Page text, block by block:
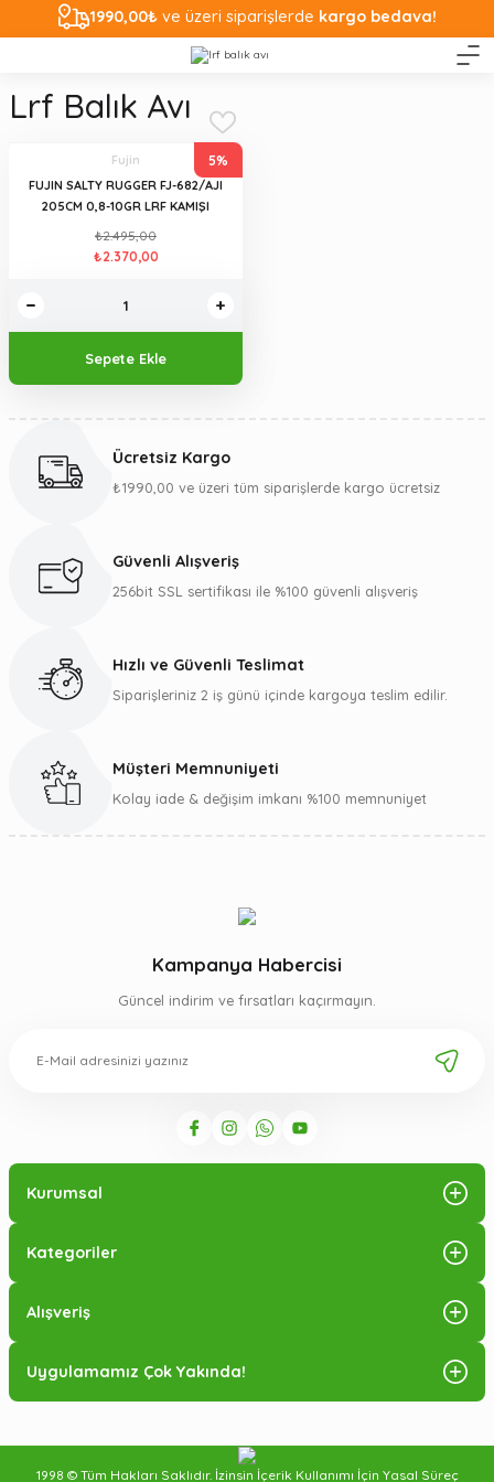
1990,00₺ ve üzeri siparişlerde kargo bedava!
Lrf Balık Avı
5%
Fujin
FUJIN SALTY RUGGER FJ-682/AJI
205CM 0,8-10GR LRF KAMIŞI
₺2.495,00
₺2.370,00
Sepete Ekle
Ücretsiz Kargo
₺1990,00 ve üzeri tüm siparişlerde kargo ücretsiz
Güvenli Alışveriş
256bit SSL sertifikası ile %100 güvenli alışveriş
Hızlı ve Güvenli Teslimat
Siparişleriniz 2 iş günü içinde kargoya teslim edilir.
Müşteri Memnuniyeti
Kolay iade & değişim imkanı %100 memnuniyet
Kampanya Habercisi
Güncel indirim ve fırsatları kaçırmayın.
Kurumsal
Kategoriler
Alışveriş
Uygulamamız Çok Yakında!
1998 © Tüm Hakları Saklıdır. İzinsin İçerik Kullanımı İçin Yasal Süreç